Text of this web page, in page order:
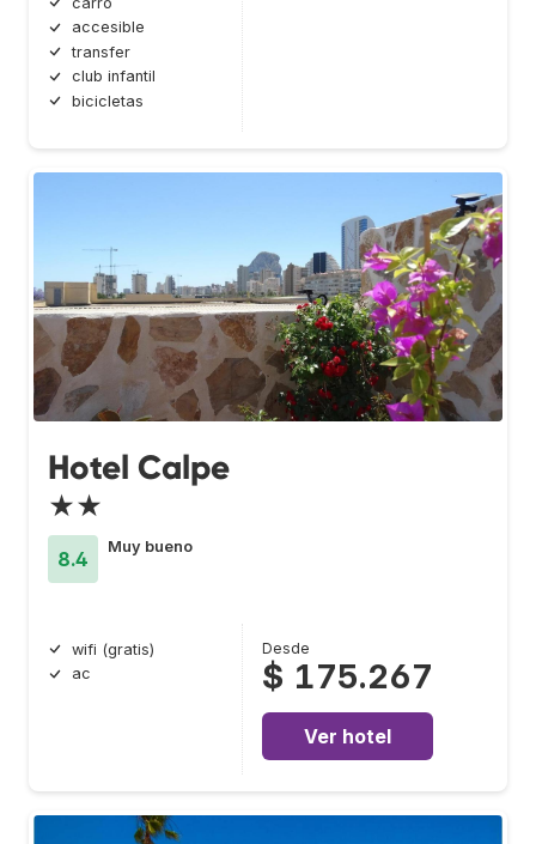
accesible
transfer
club infantil
bicicletas
Hotel Calpe
★★
8.4
Muy bueno
wifi (gratis)
ac
Desde
$ 175.267
Ver hotel